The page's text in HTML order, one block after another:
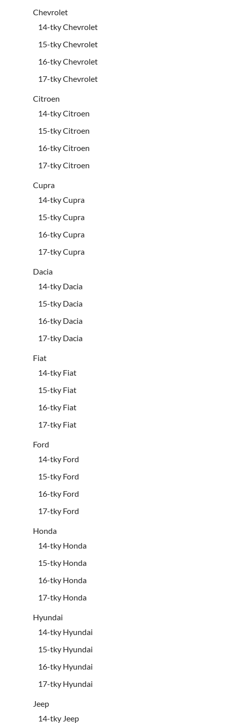
Chevrolet
14-tky Chevrolet
15-tky Chevrolet
16-tky Chevrolet
17-tky Chevrolet
Citroen
14-tky Citroen
15-tky Citroen
16-tky Citroen
17-tky Citroen
Cupra
14-tky Cupra
15-tky Cupra
16-tky Cupra
17-tky Cupra
Dacia
14-tky Dacia
15-tky Dacia
16-tky Dacia
17-tky Dacia
Fiat
14-tky Fiat
15-tky Fiat
16-tky Fiat
17-tky Fiat
Ford
14-tky Ford
15-tky Ford
16-tky Ford
17-tky Ford
Honda
14-tky Honda
15-tky Honda
16-tky Honda
17-tky Honda
Hyundai
14-tky Hyundai
15-tky Hyundai
16-tky Hyundai
17-tky Hyundai
Jeep
14-tky Jeep